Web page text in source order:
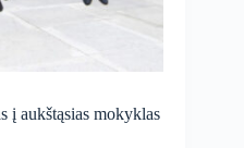
į aukštąsias mokyklas